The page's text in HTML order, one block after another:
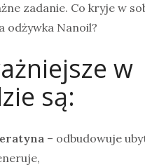
zadanie. Co kryje w
odżywka Nanoil?
w
są:
– odbudowuje